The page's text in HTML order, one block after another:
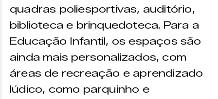
quadras poliesportivas, auditório,
biblioteca e brinquedoteca. Para a
Educação Infantil, os espaços são
ainda mais personalizados, com
áreas de recreação e aprendizado
lúdico, como parquinho e